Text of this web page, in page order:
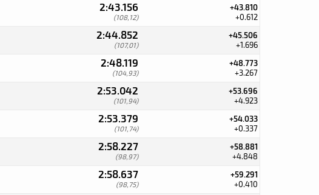
2:43.156
(108,12)
+43.810
+0.612
2:44.852
(107,01)
+45.506
+1.696
2:48.119
(104,93)
+48.773
+3.267
2:53.042
(101,94)
+53.696
+4.923
2:53.379
(101,74)
+54.033
+0.337
2:58.227
(98,97)
+58.881
+4.848
2:58.637
(98,75)
+59.291
+0.410